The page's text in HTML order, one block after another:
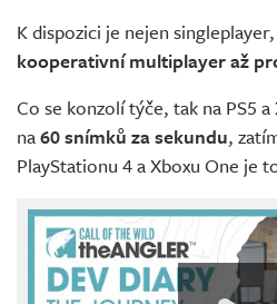
K dispozici je nejen
kooperativní multiplayer až
Co se konzolí týče, tak na PS5
na60 snímků za sekundu,
PlayStationu 4 a Xboxu One je